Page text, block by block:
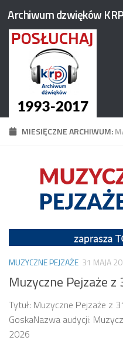
Przejdź do treści
Archiwum dzwięków KRP
MIESIĘCZNE ARCHIWUM:
MUZYCZNE PEJZAŻE 31 MAJA
Muzyczne Pejzaże
Tytuł: Muzyczne Pejzaże z
GoskaNazwa audycji:
2026